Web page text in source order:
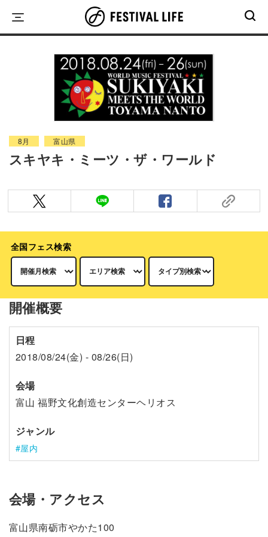
content
8月 富山県
スキヤキ・ミーツ・ザ・ワールド
全国フェス検索
開催概要
日程
2018/08/24(金) - 08/26(日)
会場
富山 福野文化創造センターヘリオス
ジャンル
屋内
会場・アクセス
富山県南砺市やかた100